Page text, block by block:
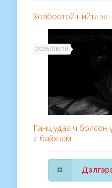
Холбоотой нийтлэл
2026/08/10
Ганц удаа ч
л байх юм